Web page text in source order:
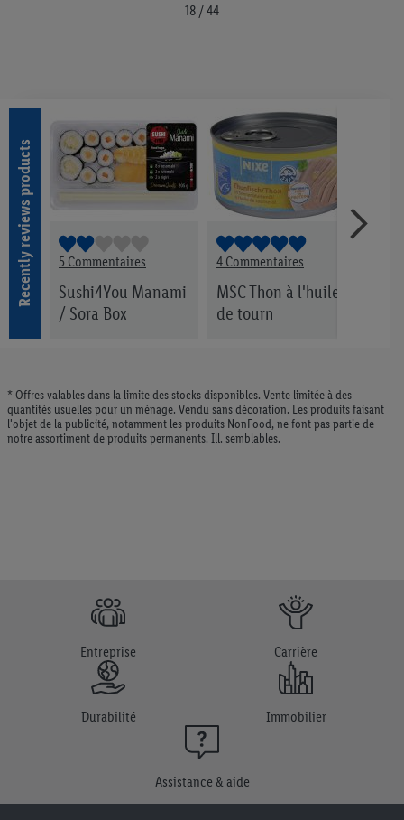
18 / 44
Recently reviews products
de
5 Commentaires
Sushi4You Manami
/ Sora Box
4 Commentaires
MSC Thon à l'huile
de tourn
* Offres valables dans la limite des stocks disponibles. Vente limitée à des
quantités usuelles pour un ménage. Vendu sans décoration. Les produits faisant
l'objet de la publicité, notamment les produits NonFood, ne font pas partie de
notre assortiment de produits permanents. Ill. semblables.
Entreprise Carrière
Durabilité Immobilier
Assistance & aide